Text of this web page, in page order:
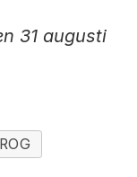
31 augusti